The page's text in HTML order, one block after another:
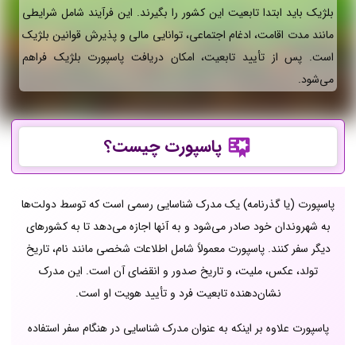
بلژیک باید ابتدا تابعیت این کشور را بگیرند. این فرآیند شامل شرایطی
مانند مدت اقامت، ادغام اجتماعی، توانایی مالی و پذیرش قوانین بلژیک
است. پس از تأیید تابعیت، امکان دریافت پاسپورت بلژیک فراهم
می‌شود.
پاسپورت چیست؟
پاسپورت (یا گذرنامه) یک مدرک شناسایی رسمی است که توسط دولت‌ها
به شهروندان خود صادر می‌شود و به آنها اجازه می‌دهد تا به کشورهای
دیگر سفر کنند. پاسپورت معمولاً شامل اطلاعات شخصی مانند نام، تاریخ
تولد، عکس، ملیت، و تاریخ صدور و انقضای آن است. این مدرک
نشان‌دهنده تابعیت فرد و تأیید هویت او است.
پاسپورت علاوه بر اینکه به عنوان مدرک شناسایی در هنگام سفر استفاده